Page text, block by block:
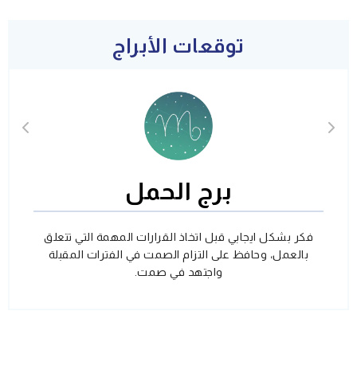
توقعات الأبراج
برج الحمل
فكر بشكل ايجابي قبل اتخاذ القرارات المهمة التي تتعلق
بالعمل، وحافظ على التزام الصمت في الفترات المقبلة
واجتهد في صمت.